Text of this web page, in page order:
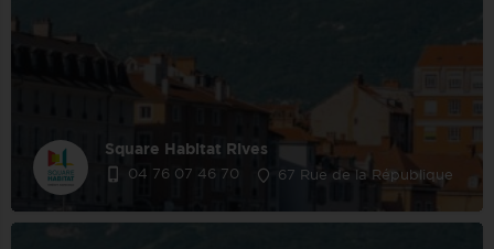
Square Habitat Rives
04 76 07 46 70 67 Rue de la République